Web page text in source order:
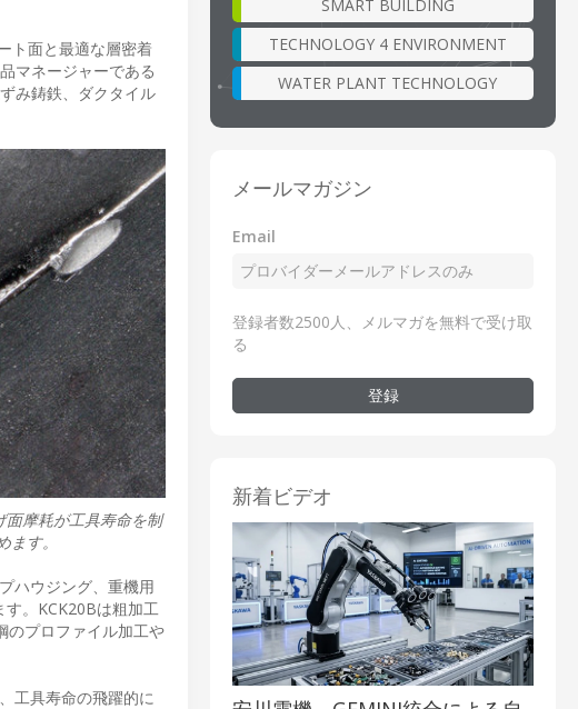
ト面と最適な層密着
マネージャーである
み鋳鉄、ダクタイル
摩耗が工具寿命を制
す。
ハウジング、重機用
。KCK20Bは粗加工
のプロファイル加工や
工具寿命の飛躍的に
SMART BUILDING
TECHNOLOGY 4 ENVIRONMENT
WATER PLANT TECHNOLOGY
メールマガジン
Email
登録者数2500人、メルマガを無料で受け取
る
登録
新着ビデオ